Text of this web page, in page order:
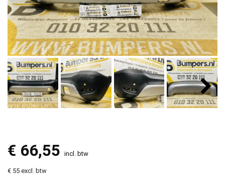
€ 66,55 incl. btw
€ 55 excl. btw